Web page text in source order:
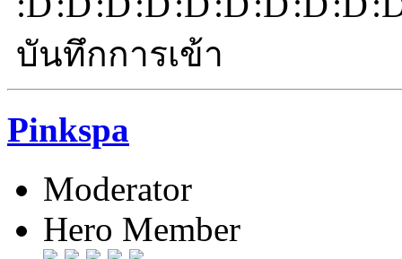
บันทึกการเข้า
Pinkspa
Moderator
Hero Member